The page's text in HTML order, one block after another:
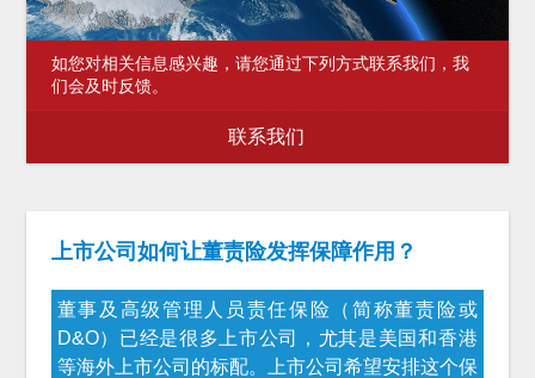
如您对相关信息感兴趣，请您通过下列方式联系我们，我
们会及时反馈。
联系我们
上市公司如何让董责险发挥保障作用？
董事及高级管理人员责任保险（简称董责险或
D&O）已经是很多上市公司，尤其是美国和香港
等海外上市公司的标配。上市公司希望安排这个保